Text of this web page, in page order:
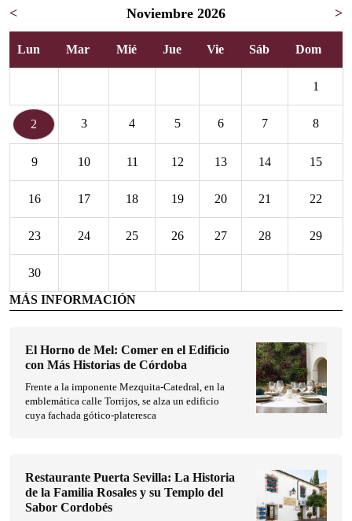
< Noviembre 2026 >
Lun Mar Mié Jue Vie Sáb Dom
1
2 3 4 5 6 7 8
9 10 11 12 13 14 15
16 17 18 19 20 21 22
23 24 25 26 27 28 29
30
MÁS INFORMACIÓN
El Horno de Mel: Comer en el Edificio
con Más Historias de Córdoba
Frente a la imponente Mezquita-Catedral, en la
emblemática calle Torrijos, se alza un edificio
cuya fachada gótico-plateresca
Restaurante Puerta Sevilla: La Historia
de la Familia Rosales y su Templo del
Sabor Cordobés